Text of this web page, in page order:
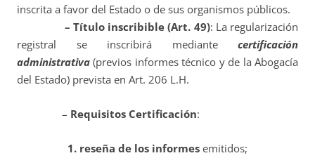
inscrita a favor del Estado o de sus organismos públicos.
– Título inscribible (Art. 49): La regularización
registral se inscribirá mediante certificación
administrativa (previos informes técnico y de la Abogacía
del Estado) prevista en Art. 206 L.H.
– Requisitos Certificación:
1. reseña de los informes emitidos;